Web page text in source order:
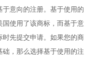
意向的注册。基于使用的
使用了该商标，而基于意
先提交申请。如果您的商
，那么选择基于使用的注